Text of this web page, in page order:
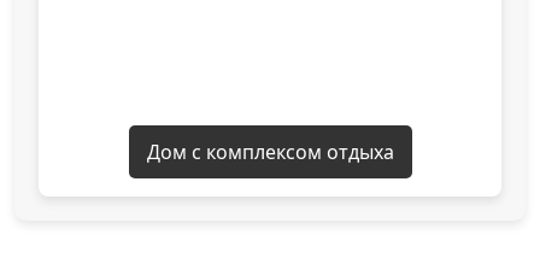
Дом с комплексом отдыха